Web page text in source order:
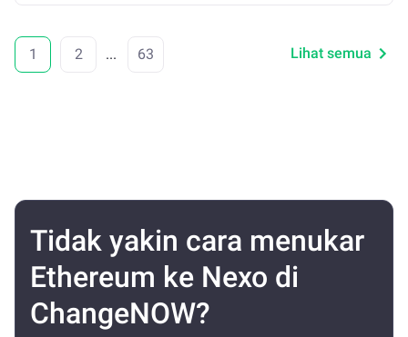
1 2 ... 63 Lihat semua
Tidak yakin cara menukar
Ethereum ke Nexo di
ChangeNOW?